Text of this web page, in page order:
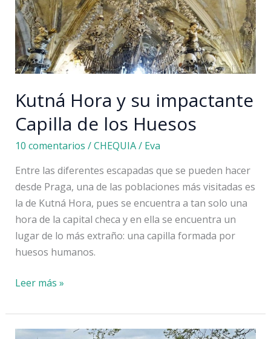
de
concentración
por
libre
Kutná Hora y su impactante
Capilla de los Huesos
10 comentarios /CHEQUIA/ Eva
Entre las diferentes escapadas que se pueden hacer
desde Praga, una de las poblaciones más visitadas es
la de Kutná Hora, pues se encuentra a tan solo una
hora de la capital checa y en ella se encuentra un
lugar de lo más extraño: una capilla formada por
huesos humanos.
Kutná
y
su
Leer más »